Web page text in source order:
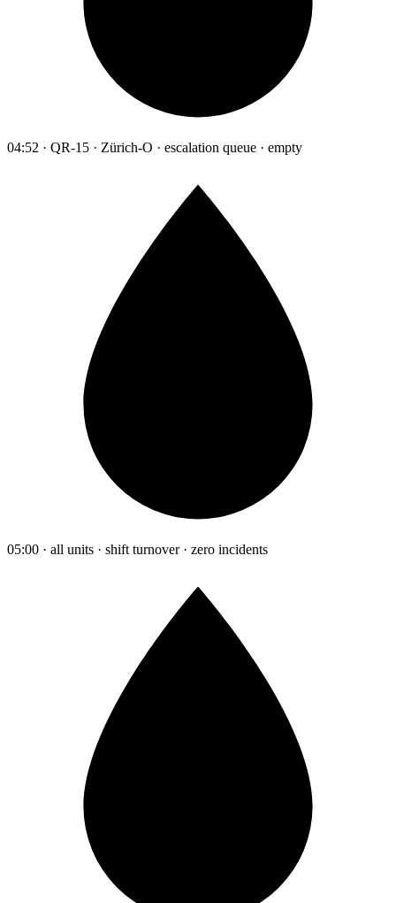
04:52 · QR-15 · Zürich-O · escalation queue · empty
05:00 · all units · shift turnover · zero incidents